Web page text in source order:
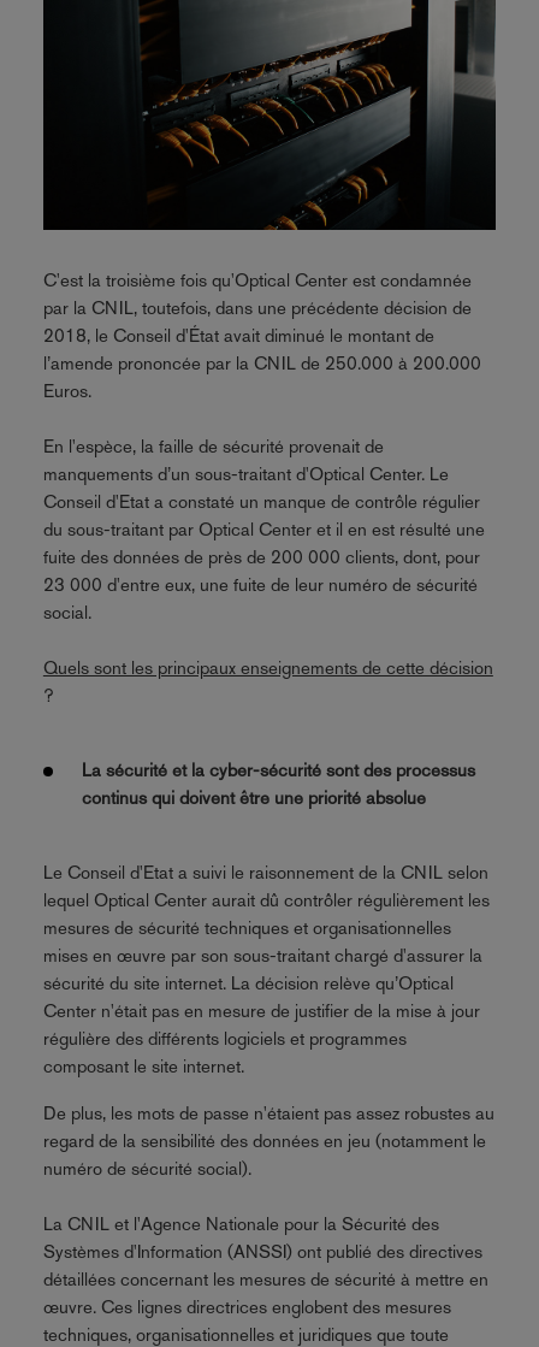
C'est la troisième fois qu'Optical Center est condamnée
par la CNIL, toutefois, dans une précédente décision de
2018, le Conseil d'État avait diminué le montant de
l’amende prononcée par la CNIL de 250.000 à 200.000
Euros.
En l'espèce, la faille de sécurité provenait de
manquements d’un sous-traitant d'Optical Center. Le
Conseil d'Etat a constaté un manque de contrôle régulier
du sous-traitant par Optical Center et il en est résulté une
fuite des données de près de 200 000 clients, dont, pour
23 000 d'entre eux, une fuite de leur numéro de sécurité
social.
Quels sont les principaux enseignements de cette décision
?
La sécurité et la cyber-sécurité sont des processus
continus qui doivent être une priorité absolue
Le Conseil d'Etat a suivi le raisonnement de la CNIL selon
lequel Optical Center aurait dû contrôler régulièrement les
mesures de sécurité techniques et organisationnelles
mises en œuvre par son sous-traitant chargé d'assurer la
sécurité du site internet. La décision relève qu’Optical
Center n'était pas en mesure de justifier de la mise à jour
régulière des différents logiciels et programmes
composant le site internet.
De plus, les mots de passe n'étaient pas assez robustes au
regard de la sensibilité des données en jeu (notamment le
numéro de sécurité social).
La CNIL et l'Agence Nationale pour la Sécurité des
Systèmes d'Information (ANSSI) ont publié des directives
détaillées concernant les mesures de sécurité à mettre en
œuvre. Ces lignes directrices englobent des mesures
techniques, organisationnelles et juridiques que toute